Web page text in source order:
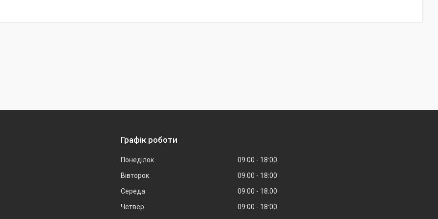
Графік роботи
Понеділок 09:00
18:00
Вівторок
09:00
18:00
Середа
09:00
18:00
Четвер
09:00
18:00